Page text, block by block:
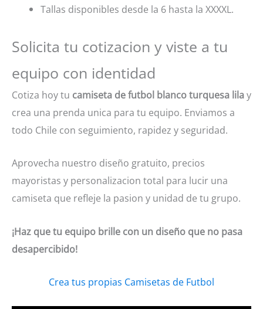
Tallas disponibles desde la 6 hasta la XXXXL.
Solicita tu cotizacion y viste a tu
equipo con identidad
Cotiza hoy tu camiseta de futbol blanco turquesa lilay
crea una prenda unica para tu equipo. Enviamos a
todo Chile con seguimiento, rapidez y seguridad.
Aprovecha nuestro diseño gratuito, precios
mayoristas y personalizacion total para lucir una
camiseta que refleje la pasion y unidad de tu grupo.
¡Haz que tu equipo brille con un diseño que no pasa
desapercibido!
Crea tus propias Camisetas de Futbol